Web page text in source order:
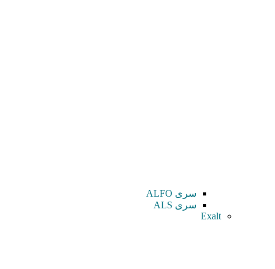
سری ALFO
سری ALS
Exalt